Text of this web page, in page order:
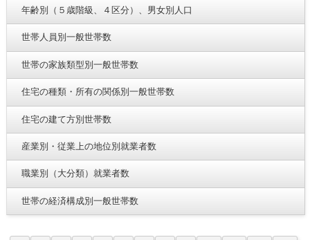
年齢別（５歳階級、４区分）、男女別人口
世帯人員別一般世帯数
世帯の家族類型別一般世帯数
住宅の種類・所有の関係別一般世帯数
住宅の建て方別世帯数
産業別・従業上の地位別就業者数
職業別（大分類）就業者数
世帯の経済構成別一般世帯数